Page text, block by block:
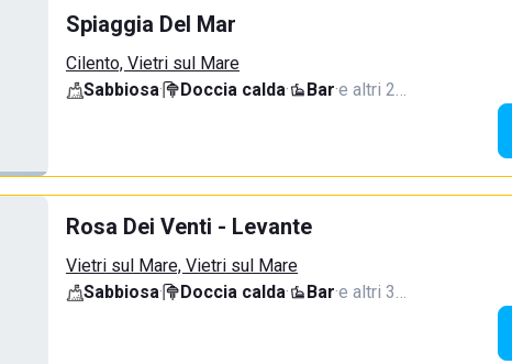
Spiaggia Del Mar
Cilento, Vietri sul Mare
Sabbiosa· Doccia calda· Bar·e altri 2…
Rosa Dei Venti - Levante
Vietri sul Mare, Vietri sul Mare
Sabbiosa· Doccia calda· Bar·e altri 3…